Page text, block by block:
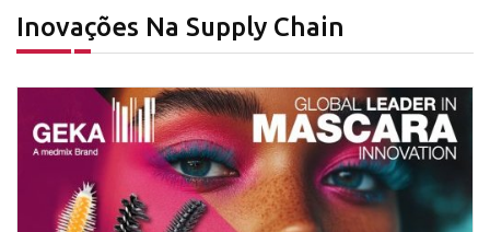
Inovações Na Supply Chain